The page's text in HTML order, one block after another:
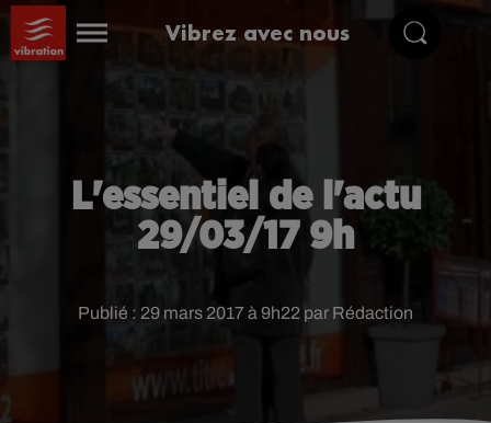
Vibrez avec nous
L'essentiel de l'actu
29/03/17 9h
Publié : 29 mars 2017 à 9h22 par Rédaction